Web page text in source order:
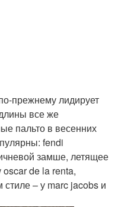
прежнему лидирует
все же
пальто в весенних
fendi
замше, летящее
oscar de la renta,
стиле – у marc jacobs и